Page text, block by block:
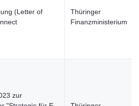
(Letter of
Thüringer
Finanzministerium
zur